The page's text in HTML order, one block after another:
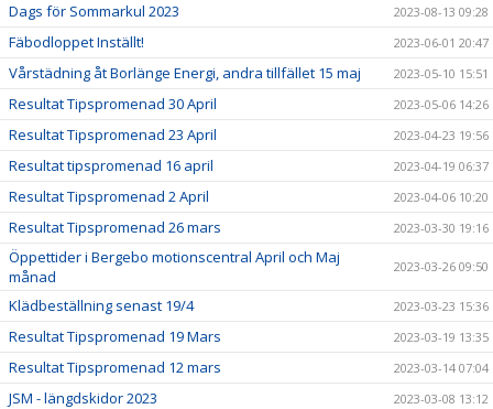
Dags för Sommarkul 2023 2023-08-13 09:28
Fäbodloppet Inställt! 2023-06-01 20:47
Vårstädning åt Borlänge Energi, andra tillfället 15 maj 2023-05-10 15:51
Resultat Tipspromenad 30 April 2023-05-06 14:26
Resultat Tipspromenad 23 April 2023-04-23 19:56
Resultat tipspromenad 16 april 2023-04-19 06:37
Resultat Tipspromenad 2 April 2023-04-06 10:20
Resultat Tipspromenad 26 mars 2023-03-30 19:16
Öppettider i Bergebo motionscentral April och Maj
månad
2023-03-26 09:50
Klädbeställning senast 19/4 2023-03-23 15:36
Resultat Tipspromenad 19 Mars 2023-03-19 13:35
Resultat Tipspromenad 12 mars 2023-03-14 07:04
JSM - längdskidor 2023 2023-03-08 13:12